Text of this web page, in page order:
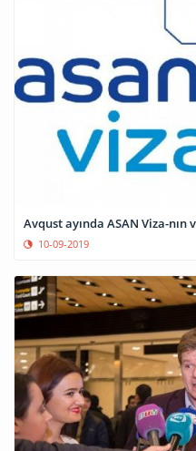
Avqust ayında ASAN Viza-
10-09-2019